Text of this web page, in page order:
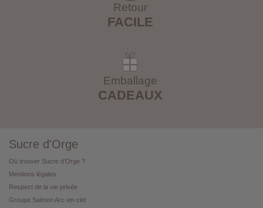
Retour
FACILE
Emballage
CADEAUX
Sucre d'Orge
Où trouver Sucre d'Orge ?
Mentions légales
Respect de la vie privée
Groupe Salmon Arc-en-ciel